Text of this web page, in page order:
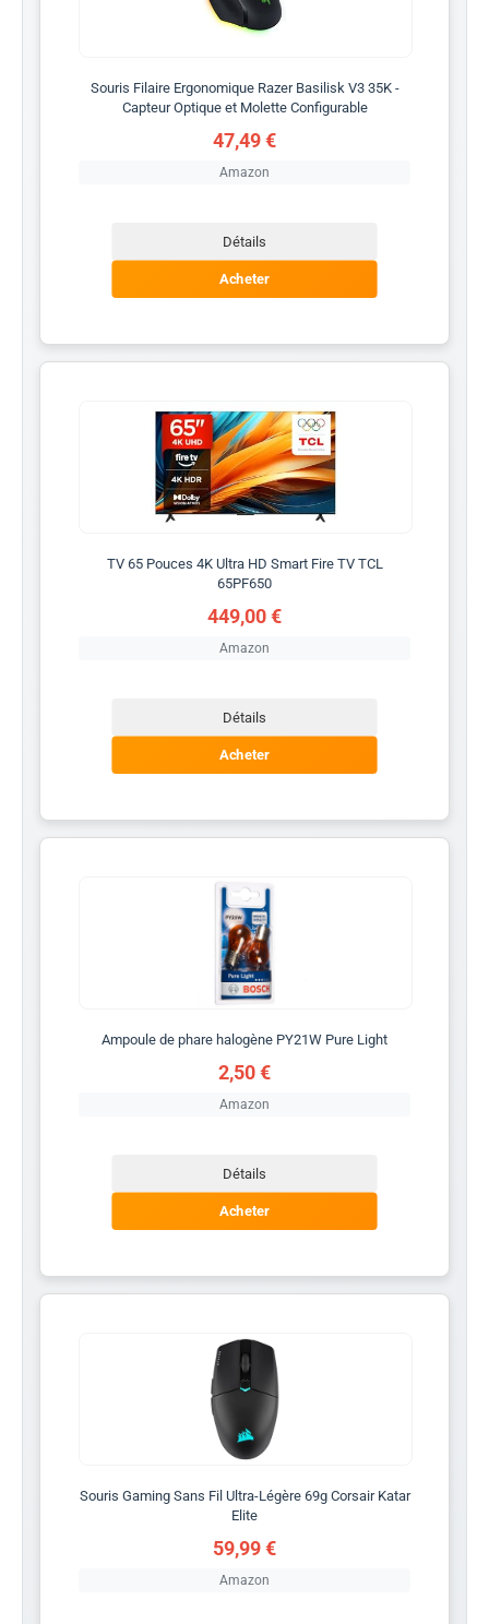
Souris Filaire Ergonomique Razer Basilisk V3 35K -
Capteur Optique et Molette Configurable
47,49 €
Amazon
Détails
Acheter
TV 65 Pouces 4K Ultra HD Smart Fire TV TCL
65PF650
449,00 €
Amazon
Détails
Acheter
Ampoule de phare halogène PY21W Pure Light
2,50 €
Amazon
Détails
Acheter
Souris Gaming Sans Fil Ultra-Légère 69g Corsair Katar
Elite
59,99 €
Amazon